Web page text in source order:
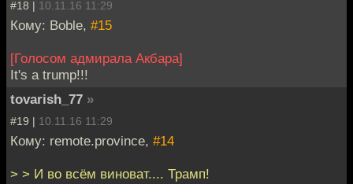
#18 | 10.11.16 11:29
Кому: Boble, #15
[Голосом адмирала Акбара]
It's a trump!!!
tovarish_77 »
#19 | 10.11.16 11:29
Кому: remote.province, #14
> > И во всём виноват.... Трамп!